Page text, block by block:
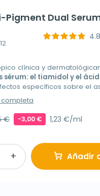
Pigment Dual
4.8
clínica y
sérum: el tiamidol y el
específicos sobre el
€ -3,00 € 1,23 €/ml
Añadir